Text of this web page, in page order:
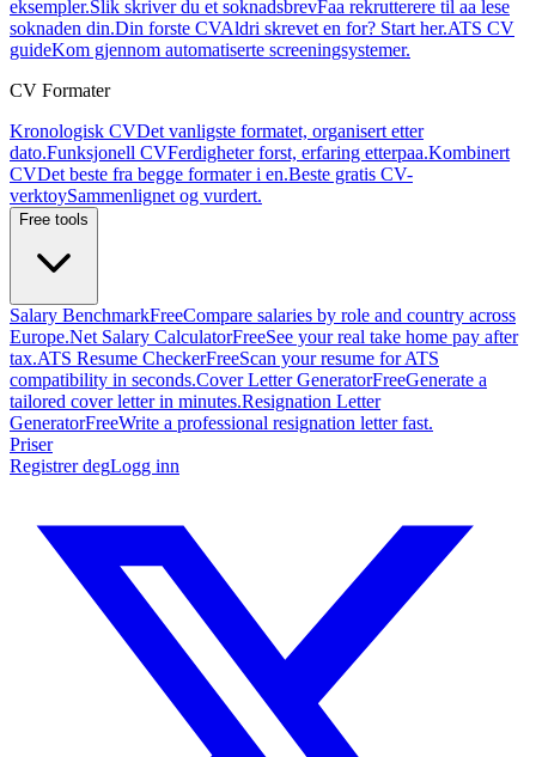
eksempler.Slik skriver du et soknadsbrevFaa rekrutterere til aa lese
soknaden din.Din forste CVAldri skrevet en for? Start her.ATS CV
guideKom gjennom automatiserte screeningsystemer.
CV Formater
Kronologisk CVDet vanligste formatet, organisert etter
dato.Funksjonell CVFerdigheter forst, erfaring etterpaa.Kombinert
CVDet beste fra begge formater i en.Beste gratis CV-
verktoySammenlignet og vurdert.
Free tools
Salary BenchmarkFreeCompare salaries by role and country across
Europe.Net Salary CalculatorFreeSee your real take home pay after
tax.ATS Resume CheckerFreeScan your resume for ATS
compatibility in seconds.Cover Letter GeneratorFreeGenerate a
tailored cover letter in minutes.Resignation Letter
GeneratorFreeWrite a professional resignation letter fast.
Priser
Registrer degLogg inn